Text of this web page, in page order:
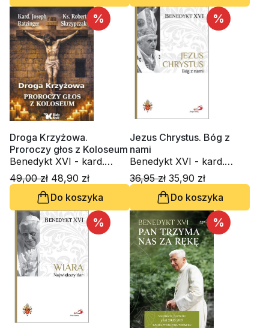
%
Droga Krzyżowa.
Proroczy głos z Koloseum
Benedykt XVI - kard.
Joseph Ratzinger, ks.
Robert Skrzypczak
49,00 zł 48,90 zł
Do koszyka
%
Jezus Chrystus. Bóg z
nami
Benedykt XVI - kard.
Joseph Ratzinger
36,95 zł 35,90 zł
Do koszyka
% %